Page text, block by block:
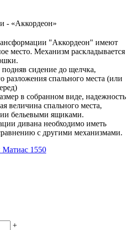
- «Аккордеон»
"Аккордеон" имеют
место. Механизм раскладывается
подняв сидение до щелчка,
разложения спального места (или
в собранном виде, надежность
величина спального места,
бельевыми ящиками.
дивана необходимо иметь
с другими механизмами.
+